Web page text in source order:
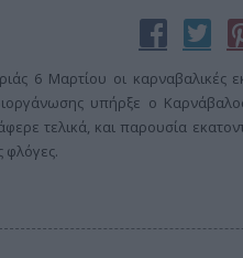
6 Μαρτίου οι καρναβαλικές
υπήρξε ο
τελικά, και παρουσία
φλόγες.